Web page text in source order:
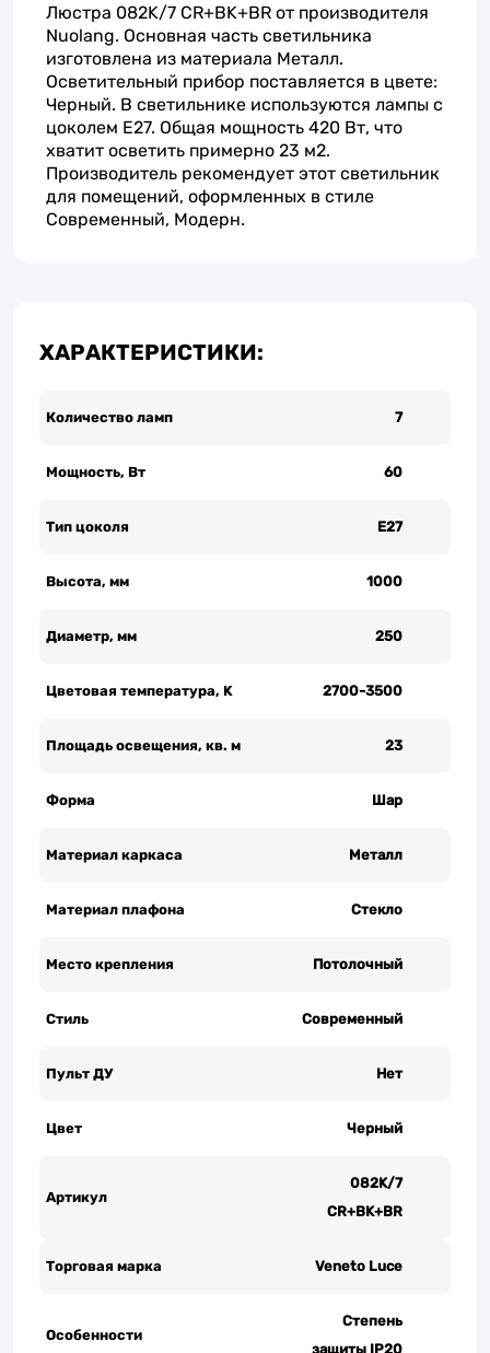
Люстра 082K/7 CR+BK+BR от производителя
Nuolang. Основная часть светильника
изготовлена из материала Металл.
Осветительный прибор поставляется в цвете:
Черный. В светильнике используются лампы с
цоколем E27. Общая мощность 420 Вт, что
хватит осветить примерно 23 м2.
Производитель рекомендует этот светильник
для помещений, оформленных в стиле
Современный, Модерн.
ХАРАКТЕРИСТИКИ:
Количество ламп 7
Мощность, Вт 60
Тип цоколя Е27
Высота, мм 1000
Диаметр, мм 250
Цветовая температура, K 2700-3500
Площадь освещения, кв. м 23
Форма Шар
Материал каркаса Металл
Материал плафона Стекло
Место крепления Потолочный
Стиль Современный
Пульт ДУ Нет
Цвет Черный
Артикул
082K/7
CR+BK+BR
Торговая марка Veneto Luce
Особенности
Степень
защиты IP20